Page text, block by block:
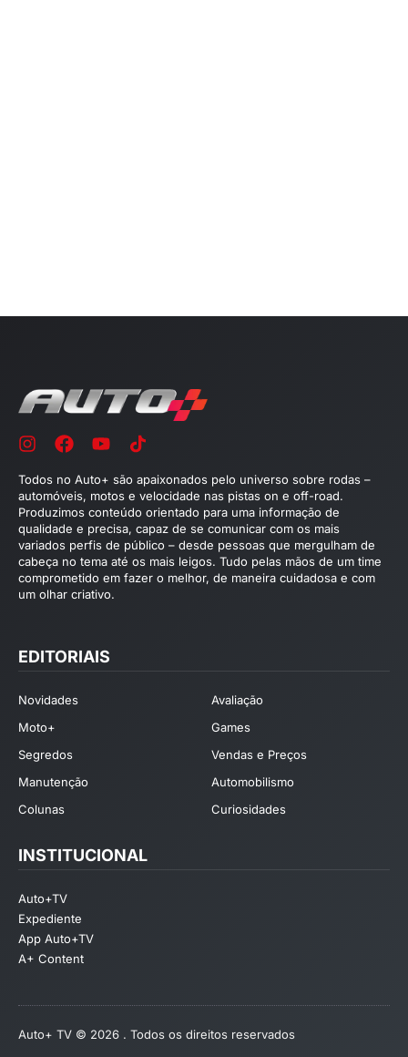
Todos no Auto+ são apaixonados pelo universo sobre rodas –
automóveis, motos e velocidade nas pistas on e off-road.
Produzimos conteúdo orientado para uma informação de
qualidade e precisa, capaz de se comunicar com os mais
variados perfis de público – desde pessoas que mergulham de
cabeça no tema até os mais leigos. Tudo pelas mãos de um time
comprometido em fazer o melhor, de maneira cuidadosa e com
um olhar criativo.
EDITORIAIS
Novidades
Avaliação
Moto+
Games
Segredos
Vendas e Preços
Manutenção
Automobilismo
Colunas
Curiosidades
INSTITUCIONAL
Auto+TV
Expediente
App Auto+TV
A+ Content
Auto+ TV © 2026 . Todos os direitos reservados